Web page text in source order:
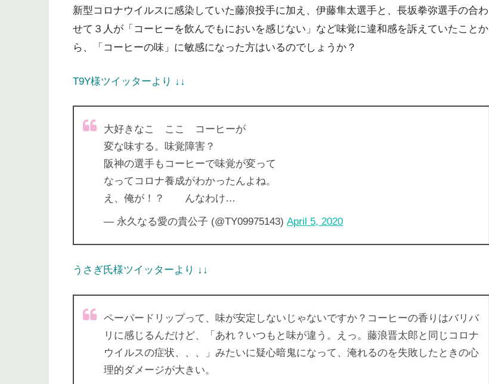
新型コロナウイルスに感染していた藤浪投手に加え、伊藤隼太選手と、長坂拳弥選手の合わ
せて３人が「コーヒーを飲んでもにおいを感じない」など味覚に違和感を訴えていたことか
ら、「コーヒーの味」に敏感になった方はいるのでしょうか？
T9Y様ツイッターより ↓↓
大好きなこ ここ コーヒーが
変な味する。味覚障害？
阪神の選手もコーヒーで味覚が変って
なってコロナ養成がわかったんよね。
え、俺が！？ んなわけ…
— 永久なる愛の貴公子 (@TY09975143) April 5, 2020
うさぎ氏様ツイッターより ↓↓
ペーパードリップって、味が安定しないじゃないですか？コーヒーの香りはバリバ
リに感じるんだけど、「あれ？いつもと味が違う。えっ。藤浪晋太郎と同じコロナ
ウイルスの症状、、、」みたいに疑心暗鬼になって、淹れるのを失敗したときの心
理的ダメージが大きい。